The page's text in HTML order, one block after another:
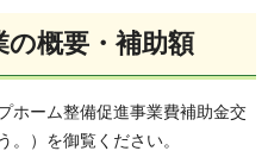
概要・補助額
ホーム整備促進事業費補助金交
。）を御覧ください。